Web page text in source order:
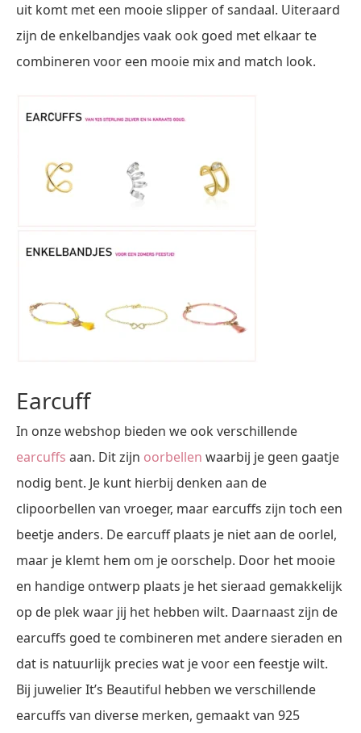
uit komt met een mooie slipper of sandaal. Uiteraard
zijn de enkelbandjes vaak ook goed met elkaar te
combineren voor een mooie mix and match look.
Earcuff
In onze webshop bieden we ook verschillende
earcuffs aan. Dit zijn oorbellen waarbij je geen gaatje
nodig bent. Je kunt hierbij denken aan de
clipoorbellen van vroeger, maar earcuffs zijn toch een
beetje anders. De earcuff plaats je niet aan de oorlel,
maar je klemt hem om je oorschelp. Door het mooie
en handige ontwerp plaats je het sieraad gemakkelijk
op de plek waar jij het hebben wilt. Daarnaast zijn de
earcuffs goed te combineren met andere sieraden en
dat is natuurlijk precies wat je voor een feestje wilt.
Bij juwelier It’s Beautiful hebben we verschillende
earcuffs van diverse merken, gemaakt van 925